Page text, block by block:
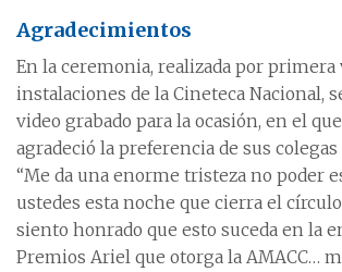
Agradecimientos
En la ceremonia, realizada por primera
instalaciones de la Cineteca Nacional,
video grabado para la ocasión, en el
agradeció la preferencia de sus colegas
“Me da una enorme tristeza no poder
ustedes esta noche que cierra el
siento honrado que esto suceda en la
Premios Ariel que otorga la AMACC…